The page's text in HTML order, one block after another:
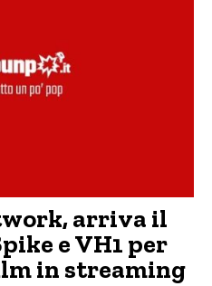
arriva il
e VH1 per
in streaming